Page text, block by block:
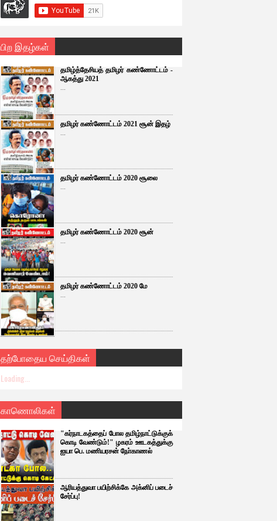
பிற இதழ்கள்
தமிழ்த்தேசியத் தமிழர் கண்ணோட்டம் -
ஆகத்து 2021
...
தமிழர் கண்ணோட்டம் 2021 சூன் இதழ்
...
தமிழர் கண்ணோட்டம் 2020 சூலை
...
தமிழர் கண்ணோட்டம் 2020 சூன்
...
தமிழர் கண்ணோட்டம் 2020 மே
...
தற்போதைய செய்திகள்
Loading...
காணொலிகள்
"கர்நாடகத்தைப் போல தமிழ்நாட்டுக்குக்
கொடி வேண்டும்!" ழகரம் ஊடகத்துக்கு
ஐயா பெ. மணியரசன் நோ்காணல்
ஆரியத்துவா பயிற்சிக்கே அக்னிப் படைச்
சேர்ப்பு!